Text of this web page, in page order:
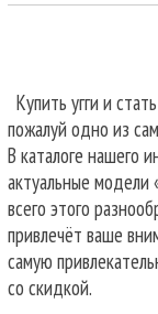
Купить угги и
пожалуй одно из
В каталоге нашего
актуальные модели
всего этого
привлечёт ваше
самую
со скидкой.